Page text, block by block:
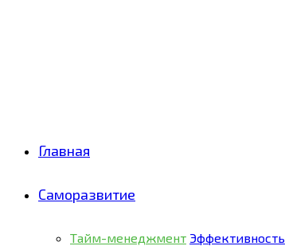
Главная
Саморазвитие
Тайм-менеджмент Эффективность